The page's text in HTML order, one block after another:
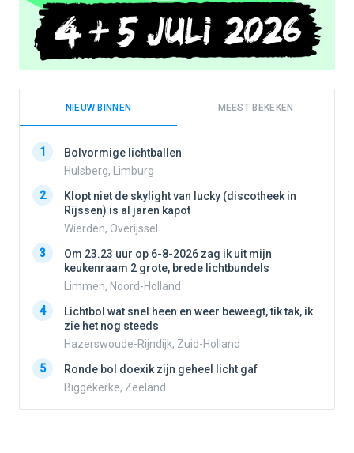
NIEUW BINNEN MEEST BEKEKEN
1
Bolvormige lichtballen
Hulsberg, Limburg
2
Klopt niet de skylight van lucky (discotheek in
Rijssen) is al jaren kapot
Wierden, Overijssel
3
Om 23.23 uur op 6-8-2026 zag ik uit mijn
keukenraam 2 grote, brede lichtbundels
Limmen, Noord-Holland
4
Lichtbol wat snel heen en weer beweegt, tik tak, ik
zie het nog steeds
Hazerswoude-Rijndijk, Zuid-Holland
5
Ronde bol doexik zijn geheel licht gaf
Biggekerke, Zeeland